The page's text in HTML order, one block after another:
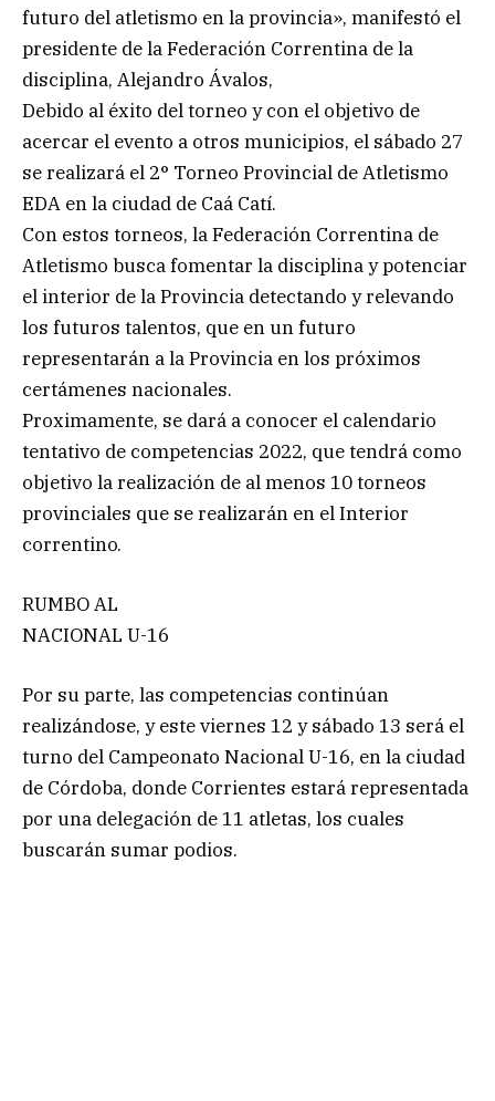
futuro del atletismo en la provincia», manifestó el
presidente de la Federación Correntina de la
disciplina, Alejandro Ávalos,
Debido al éxito del torneo y con el objetivo de
acercar el evento a otros municipios, el sábado 27
se realizará el 2° Torneo Provincial de Atletismo
EDA en la ciudad de Caá Catí.
Con estos torneos, la Federación Correntina de
Atletismo busca fomentar la disciplina y potenciar
el interior de la Provincia detectando y relevando
los futuros talentos, que en un futuro
representarán a la Provincia en los próximos
certámenes nacionales.
Proximamente, se dará a conocer el calendario
tentativo de competencias 2022, que tendrá como
objetivo la realización de al menos 10 torneos
provinciales que se realizarán en el Interior
correntino.
RUMBO AL
NACIONAL U-16
Por su parte, las competencias continúan
realizándose, y este viernes 12 y sábado 13 será el
turno del Campeonato Nacional U-16, en la ciudad
de Córdoba, donde Corrientes estará representada
por una delegación de 11 atletas, los cuales
buscarán sumar podios.